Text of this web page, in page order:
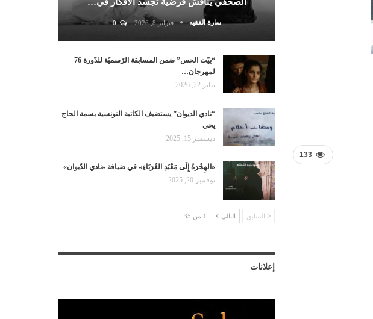
133
سارة الفقيه فبراير 8, 2026 0
“بيّت الحس” ضمن المسابقة الرّسميّة للدّورة 76
لمهرجان…
يناير 22, 2026
“نادي الديوان” يستضيف الكاتبة التونسية بسمة الحاج
يحي
ديسمبر 15, 2025
«الهِجْرَةُ إِلَى مَعْبَدِ الغُرَبَاءِ» في ضيافة «نادي الدّيوان»
نوفمبر 20, 2025
السابق التالي 1 من 35
إعلانات